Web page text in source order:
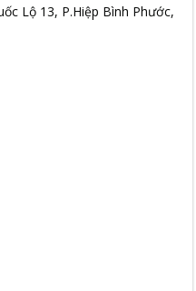
Lộ 13, P.Hiệp Bình Phước,